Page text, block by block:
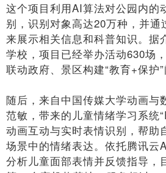
这个项目利用AI算法对公园内的
别，识别对象高达20万种，并通
来展示相关信息和科普知识。据
学校，项目已经举办活动630场
联动政府、景区构建“教育+保护”
随后，来自中国传媒大学动画与
范敏，带来的儿童情绪学习系统
动画互动与实时表情识别，帮助
场景中的情绪表达。依托腾讯云
分析儿童面部表情并反馈指导，